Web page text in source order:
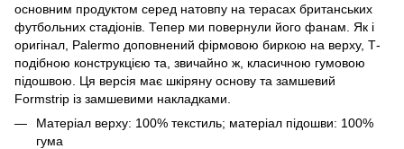
основним продуктом серед натовпу на терасах британських
футбольних стадіонів. Тепер ми повернули його фанам. Як і
оригінал, Palermo доповнений фірмовою биркою на верху, Т-
подібною конструкцією та, звичайно ж, класичною гумовою
підошвою. Ця версія має шкіряну основу та замшевий
Formstrip із замшевими накладками.
Матеріал верху: 100% текстиль; матеріал підошви: 100%
гума